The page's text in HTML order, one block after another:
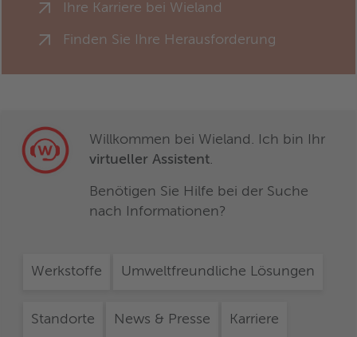
Ihre Karriere bei Wieland
Finden Sie Ihre Herausforderung
Willkommen bei Wieland. Ich bin Ihr
virtueller Assistent.
Benötigen Sie Hilfe bei der Suche
nach Informationen?
Werkstoffe Umweltfreundliche Lösungen
Standorte News & Presse Karriere